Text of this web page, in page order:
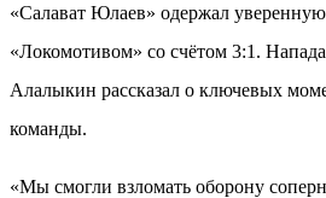
«Салават Юлаев» одержал
«Локомотивом» со счётом 3:1.
Алалыкин рассказал о ключевых
команды.
«Мы смогли взломать оборону